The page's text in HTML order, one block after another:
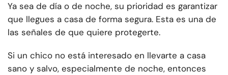
Ya sea de día o de noche, su prioridad es garantizar
que llegues a casa de forma segura. Esta es una de
las señales de que quiere protegerte.
Si un chico no está interesado en llevarte a casa
sano y salvo, especialmente de noche, entonces